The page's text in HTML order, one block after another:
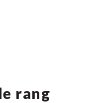
rang